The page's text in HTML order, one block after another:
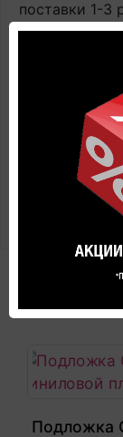
поставки 1-3
Цена в
могут не
общее
вариантах
Подложка